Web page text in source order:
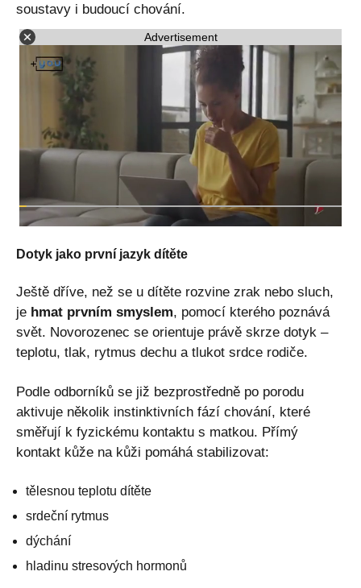
soustavy i budoucí chování.
Advertisement
Dotyk jako první jazyk dítěte
Ještě dříve, než se u dítěte rozvine zrak nebo sluch,
je hmat prvním smyslem, pomocí kterého poznává
svět. Novorozenec se orientuje právě skrze dotyk –
teplotu, tlak, rytmus dechu a tlukot srdce rodiče.
Podle odborníků se již bezprostředně po porodu
aktivuje několik instinktivních fází chování, které
směřují k fyzickému kontaktu s matkou. Přímý
kontakt kůže na kůži pomáhá stabilizovat:
tělesnou teplotu dítěte
srdeční rytmus
dýchání
hladinu stresových hormonů